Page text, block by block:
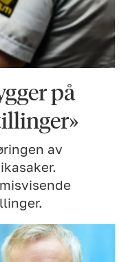
på
av